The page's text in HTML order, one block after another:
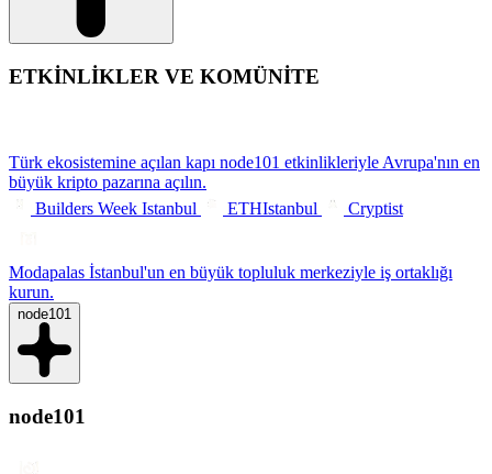
ETKİNLİKLER VE KOMÜNİTE
Türk ekosistemine açılan kapı node101 etkinlikleriyle Avrupa'nın en
büyük kripto pazarına açılın.
Builders Week Istanbul
ETHIstanbul Cryptist
Modapalas İstanbul'un en büyük topluluk merkeziyle iş ortaklığı
kurun.
node101
node101